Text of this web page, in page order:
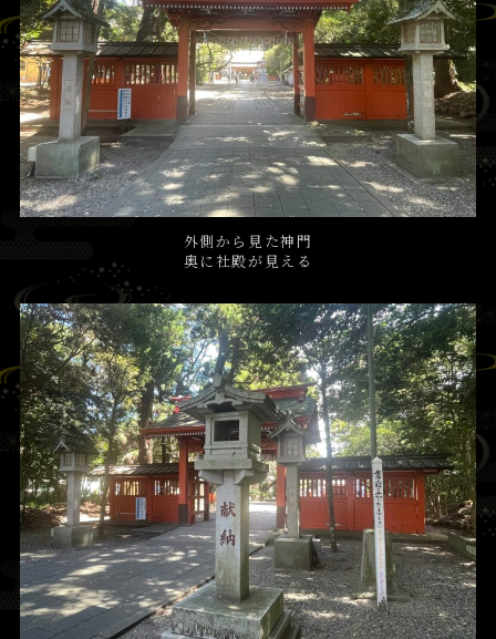
外側から見た神門
奥に社殿が見える